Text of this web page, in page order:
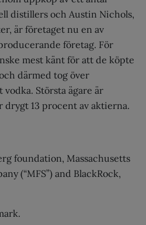
distillers och Austin Nichols,
är företaget nu en av
företag. För
mest känt för att de köpte
därmed tog över
Största ägare är
drygt 13 procent av aktierna.
foundation, Massachusetts
(“MFS”) and BlackRock,